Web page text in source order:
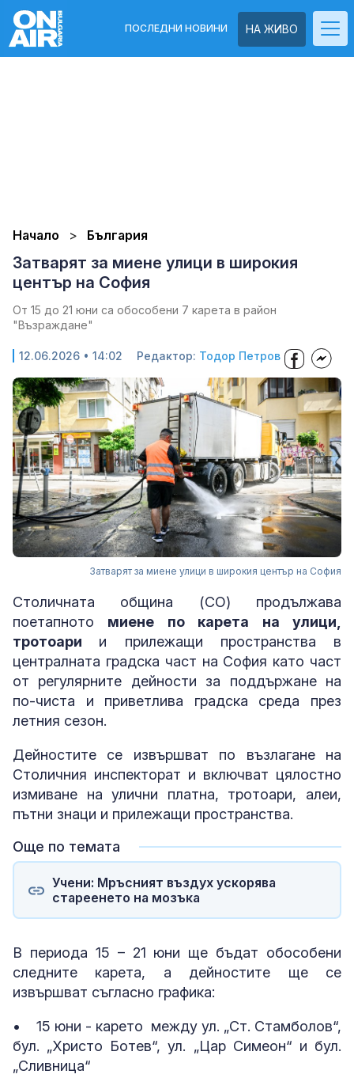
НА ЖИВО
ПОСЛЕДНИ НОВИНИ
Начало България
Затварят за миене улици в широкия
център на София
От 15 до 21 юни са обособени 7 карета в район
"Възраждане"
12.06.2026 • 14:02 Редактор: Тодор Петров
Затварят за миене улици в широкия център на София
Столичната община (СО) продължава
поетапното миене по карета на улици,
тротоари и прилежащи пространства в
централната градска част на София като част
от регулярните дейности за поддържане на
по-чиста и приветлива градска среда през
летния сезон.
Дейностите се извършват по възлагане на
Столичния инспекторат и включват цялостно
измиване на улични платна, тротоари, алеи,
пътни знаци и прилежащи пространства.
Още по темата
Учени: Мръсният въздух ускорява
стареенето на мозъка
В периода 15 – 21 юни ще бъдат обособени
следните карета, а дейностите ще се
извършват съгласно графика:
• 15 юни - карето между ул. „Ст. Стамболов“,
бул. „Христо Ботев“, ул. „Цар Симеон“ и бул.
„Сливница“